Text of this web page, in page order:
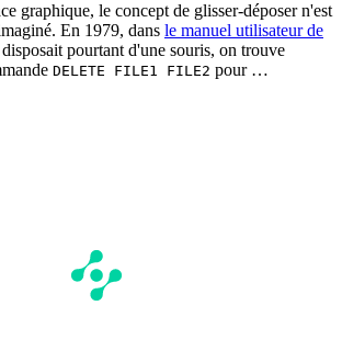
graphique, le concept de glisser-déposer n'est
En 1979, dans le manuel utilisateur de
pourtant d'une souris, on trouve
DELETE FILE1 FILE2 pour …